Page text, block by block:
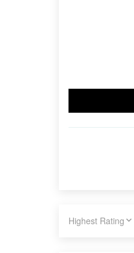
SORT BY